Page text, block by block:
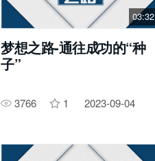
03:32
梦想之路-通往成功的“种
子”
3766 1 2023-09-04